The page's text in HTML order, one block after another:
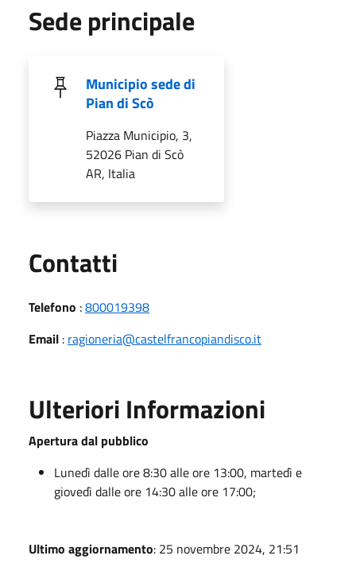
Sede principale
Municipio sede di
Pian di Scò
Piazza Municipio, 3,
52026 Pian di Scò
AR, Italia
Contatti
Telefono :800019398
Email : ragioneria@castelfrancopiandisco.it
Ulteriori Informazioni
Apertura dal pubblico
Lunedì dalle ore 8:30 alle ore 13:00, martedì e
giovedì dalle ore 14:30 alle ore 17:00;
Ultimo aggiornamento: 25 novembre 2024, 21:51